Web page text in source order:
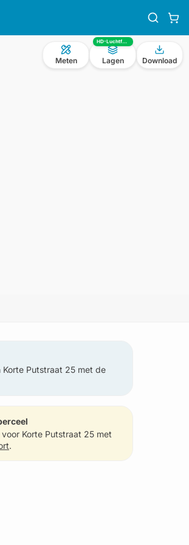
Meten
HD-Luchtfoto
Lagen Download
Putstraat 25 met de
Korte Putstraat 25 met
.